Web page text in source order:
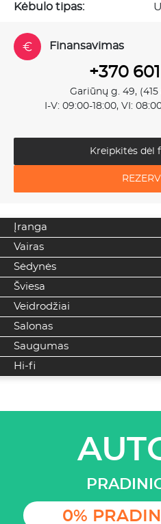
Kėbulo tipas:
Finansavimas
+370
Gariūnų g. 49,
I-V: 09:00-18:00, VI:
Kreipkitės dėl
Įranga
Vairas
Sėdynės
Šviesa
Veidrodžiai
Salonas
Saugumas
Hi-fi
0%